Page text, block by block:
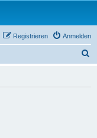
Anmelden
Registrieren